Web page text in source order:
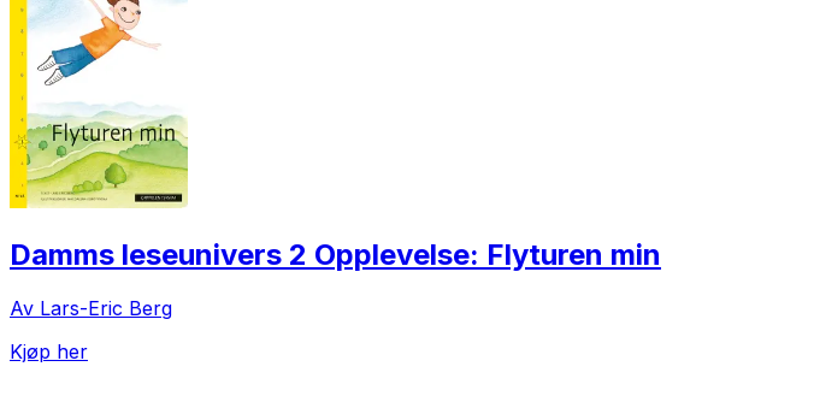
Damms leseunivers 2 Opplevelse: Flyturen min
Av Lars-Eric Berg
Kjøp her